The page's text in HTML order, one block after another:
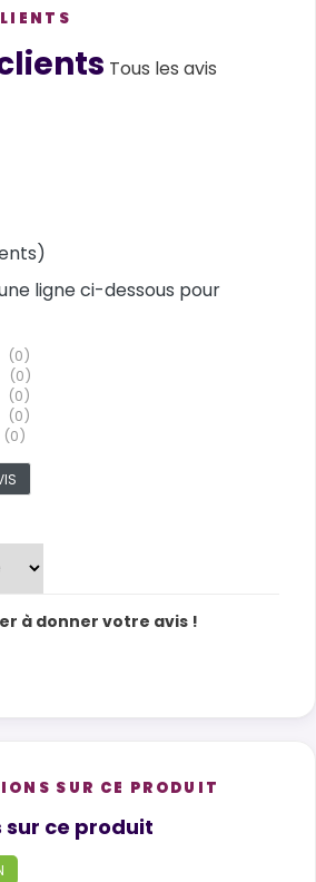
Tous les avis
ligne ci-dessous pour
(0)
(0)
(0)
(0)
(0)
à donner votre avis !
SUR CE PRODUIT
sur ce produit